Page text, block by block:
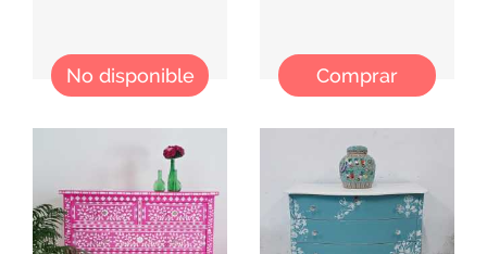
No disponible Comprar